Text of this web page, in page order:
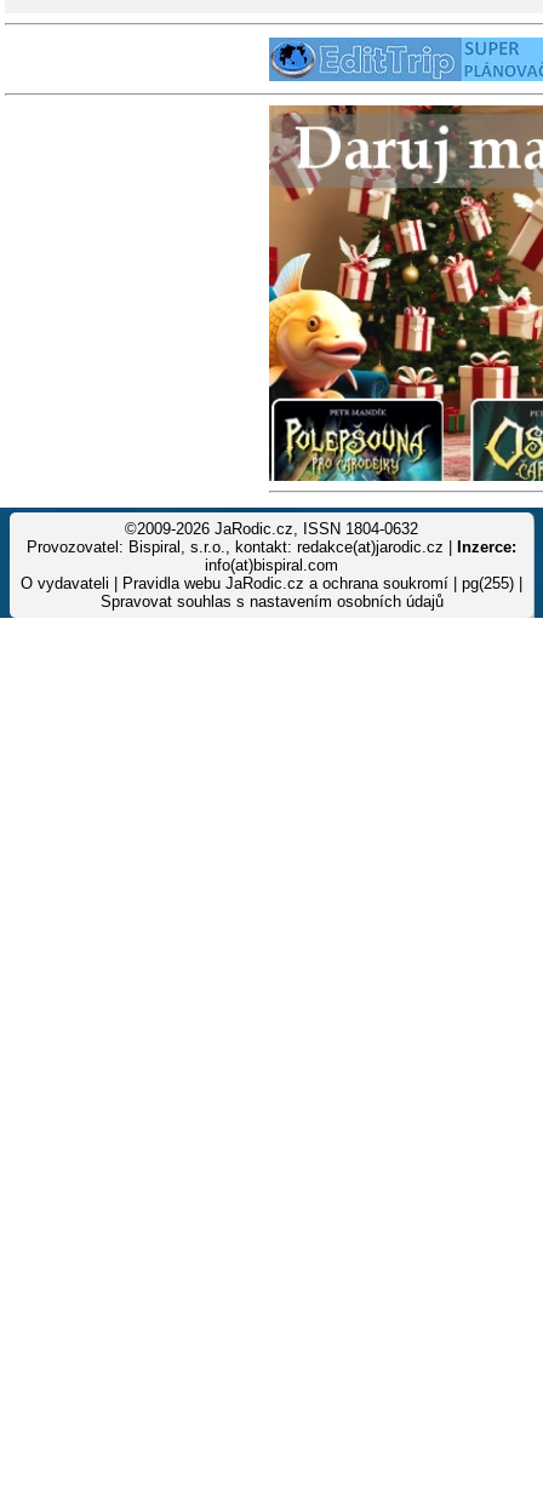
©2009-2026 JaRodic.cz, ISSN 1804-0632
Provozovatel: Bispiral, s.r.o., kontakt: redakce(at)jarodic.cz |
Inzerce:
info(at)bispiral.com
O vydavateli
Pravidla webu JaRodic.cz a ochrana soukromí | pg(255) |
Spravovat souhlas s nastavením osobních údajů